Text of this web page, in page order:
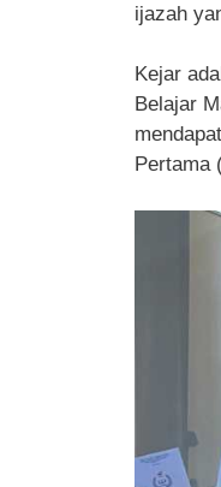
ijazah
Kejar
Belajar
Pertama